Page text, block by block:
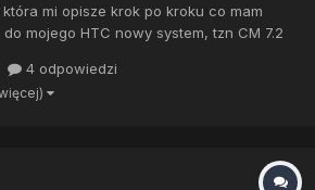
mi opisze krok po kroku co mam
mojego HTC nowy system, tzn CM 7.2
sprawach i nie wiem co mam zrobić
zrootować telefon. Niech ktoś pomoże i
4 odpowiedzi